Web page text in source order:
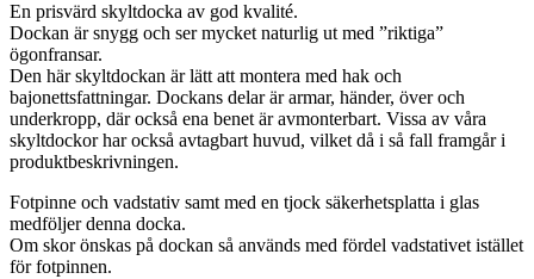
En prisvärd skyltdocka av god kvalité.
Dockan är snygg och ser mycket naturlig ut med ”riktiga”
ögonfransar.
Den här skyltdockan är lätt att montera med hak och
bajonettsfattningar. Dockans delar är armar, händer, över och
underkropp, där också ena benet är avmonterbart. Vissa av våra
skyltdockor har också avtagbart huvud, vilket då i så fall framgår i
produktbeskrivningen.
Fotpinne och vadstativ samt med en tjock säkerhetsplatta i glas
medföljer denna docka.
Om skor önskas på dockan så används med fördel vadstativet istället
för fotpinnen.